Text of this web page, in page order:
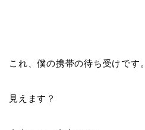
これ、僕の携帯の待ち受けです。
見えます？